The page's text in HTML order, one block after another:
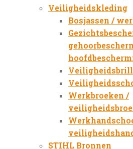
Veiligheidskleding
Bosjassen /
Werkbroeken /
STIHL Bronnen